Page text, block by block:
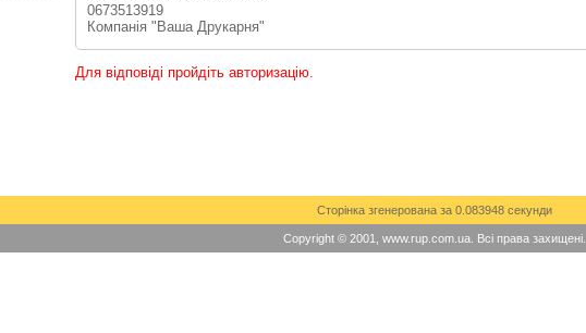
0673513919
Компанія "Ваша Друкарня"
Для відповіді пройдіть авторизацію.
Сторінка згенерована за 0.083948 секунди
Copyright © 2001, www.rup.com.ua. Всі права захищені.